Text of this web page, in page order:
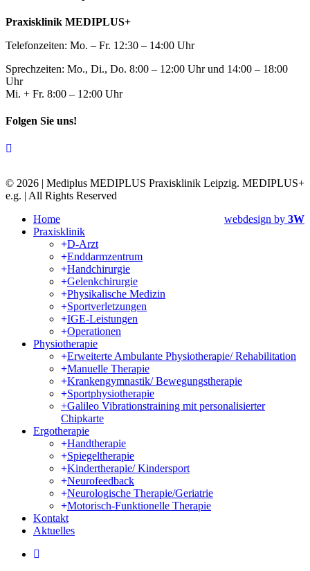
Praxisklinik MEDIPLUS+
Telefonzeiten: Mo. – Fr. 12:30 – 14:00 Uhr
Sprechzeiten: Mo., Di., Do. 8:00 – 12:00 Uhr und 14:00 – 18:00
Uhr
Mi. + Fr. 8:00 – 12:00 Uhr
Folgen Sie uns!
© 2026 | Mediplus MEDIPLUS Praxisklinik Leipzig. MEDIPLUS+
e.g. | All Rights Reserved
webdesign by 3W
Home
Praxisklinik
D-Arzt
Enddarmzentrum
Handchirurgie
Gelenkchirurgie
Physikalische Medizin
Sportverletzungen
IGE-Leistungen
Operationen
Physiotherapie
Erweiterte Ambulante Physiotherapie/ Rehabilitation
Manuelle Therapie
Krankengymnastik/ Bewegungstherapie
Sportphysiotherapie
+Galileo Vibrationstraining mit personalisierter
Chipkarte
Ergotherapie
Handtherapie
Spiegeltherapie
Kindertherapie/ Kindersport
Neurofeedback
Neurologische Therapie/Geriatrie
Motorisch-Funktionelle Therapie
Kontakt
Aktuelles
instagram